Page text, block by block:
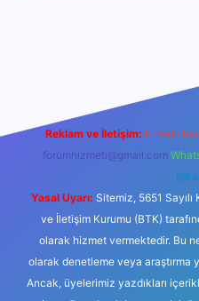
Reklam ve İletişim: E-mail:
forumhizmeti@gmail.com
Yasal Uyarı: Sitemiz, 5651
ve İletişim Kurumu (BTK)
olarak hizmet vermektedir. Bu
olarak denetleme veya araştırma
Ancak, üyelerimiz yazdıkları